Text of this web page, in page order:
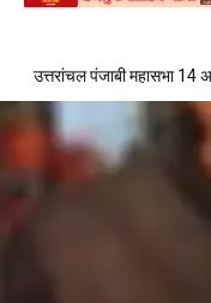
उत्तरांचल पंजाबी महासभा 14